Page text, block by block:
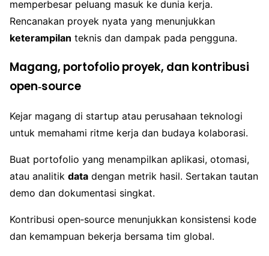
memperbesar peluang masuk ke dunia kerja.
Rencanakan proyek nyata yang menunjukkan
keterampilan teknis dan dampak pada pengguna.
Magang, portofolio proyek, dan kontribusi
open‑source
Kejar magang di startup atau perusahaan teknologi
untuk memahami ritme kerja dan budaya kolaborasi.
Buat portofolio yang menampilkan aplikasi, otomasi,
atau analitik data dengan metrik hasil. Sertakan tautan
demo dan dokumentasi singkat.
Kontribusi open‑source menunjukkan konsistensi kode
dan kemampuan bekerja bersama tim global.